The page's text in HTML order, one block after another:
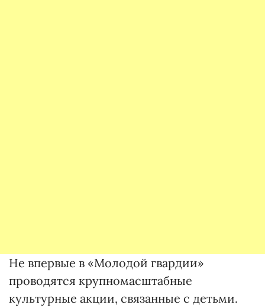
Не впервые в «Молодой гвардии»
проводятся крупномасштабные
культурные акции, связанные с детьми.